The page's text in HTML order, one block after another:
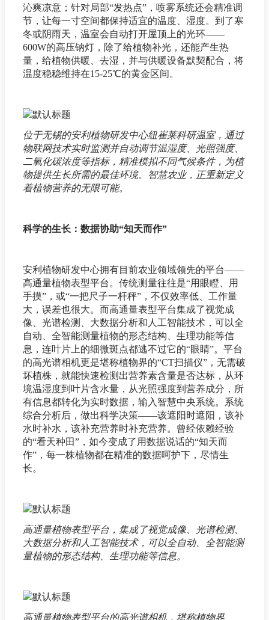
沁爽凉意；针对局部“发热点”，喷雾系统还会精准调
节，让每一寸空间都保持适宜的温度、湿度。到了寒
冬或阴雨天，温室会自动打开屋顶上的光环——
600W的高压钠灯，除了给植物补光，还能产生热
量，给植物供暖、去湿，并与供暖设备默契配合，将
温度稳稳维持在15-25℃的黄金区间。
位于无锡的安利植物研发中心纽崔莱科研温室，通过
物联网技术实时监测并自动调节温湿度、光照强度、
二氧化碳浓度等指标，精准模拟不同气候条件，为植
物提供生长所需的最佳环境。智慧农业，正重新定义
着植物营养的无限可能。
科学的生长：数据协助“知天而作”
安利植物研发中心拥有目前农业领域领先的平台——
高通量植物表型平台。传统测量往往是“用眼瞪、用
手摸”，或“一把尺子一杆秤”，不仅效率低、工作量
大，误差也很大。而高通量表型平台集成了视觉成
像、光谱检测、大数据分析和人工智能技术，可以全
自动、全智能测量植物的形态结构、生理功能等信
息，连叶片上的细微斑点都逃不过它的“眼睛”。平台
的高光谱相机更是堪称植物界的“CT扫描仪”，无需破
坏植株，就能快速检测出营养素含量是否达标，从环
境温湿度到叶片含水量，从光照强度到营养成分，所
有信息都转化为实时数据，输入智慧中央系统。系统
综合分析后，做出科学决策——该遮阳时遮阳，该补
水时补水，该补充营养时补充营养。曾经依赖经验
的“看天种田”，如今变成了用数据说话的“知天而
作”，每一株植物都在精准的数据呵护下，尽情生
长。
高通量植物表型平台，集成了视觉成像、光谱检测、
大数据分析和人工智能技术，可以全自动、全智能测
量植物的形态结构、生理功能等信息。
高通量植物表型平台的高光谱相机，堪称植物界